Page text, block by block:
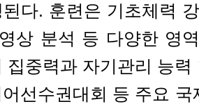
다. 훈련은 기초체력
상 분석 등 다양한 영
집중력과 자기관리 능
선수권대회 등 주요